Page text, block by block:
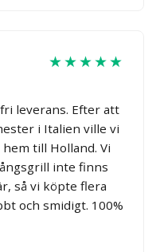
★★★★★
leverans. Efter att
i Italien ville vi
till Holland. Vi
inte finns
så vi köpte flera
och smidigt. 100%